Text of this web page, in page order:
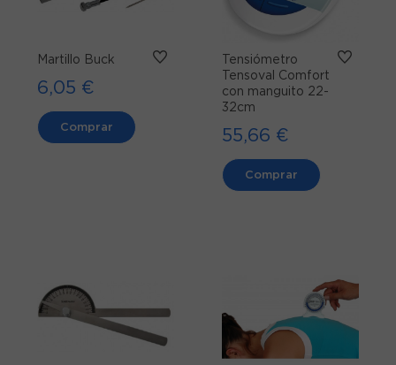
Martillo Buck
6,05 €
Comprar
Tensiómetro
Tensoval Comfort
con manguito 22-
32cm
55,66 €
Comprar